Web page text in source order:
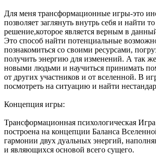
Для меня трансформационные игры-это
позволяет заглянуть внутрь себя и найти
решение,которое является верным в
Это способ найти потенциальные
познакомиться со своими ресурсами,
получить энергию для изменений. А так
новыми людьми и научиться принимать
от других участников и от вселенной. В
посмотреть на ситуацию и найти
Концепция игры:
Трансформационная психологическая
построена на концепции Баланса
гармонии двух дуальных энергий,
и являющихся основой всего сущего.